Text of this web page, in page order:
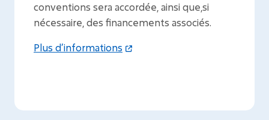
conventions sera accordée, ainsi que,si
nécessaire, des financements associés.
Plus d’informations